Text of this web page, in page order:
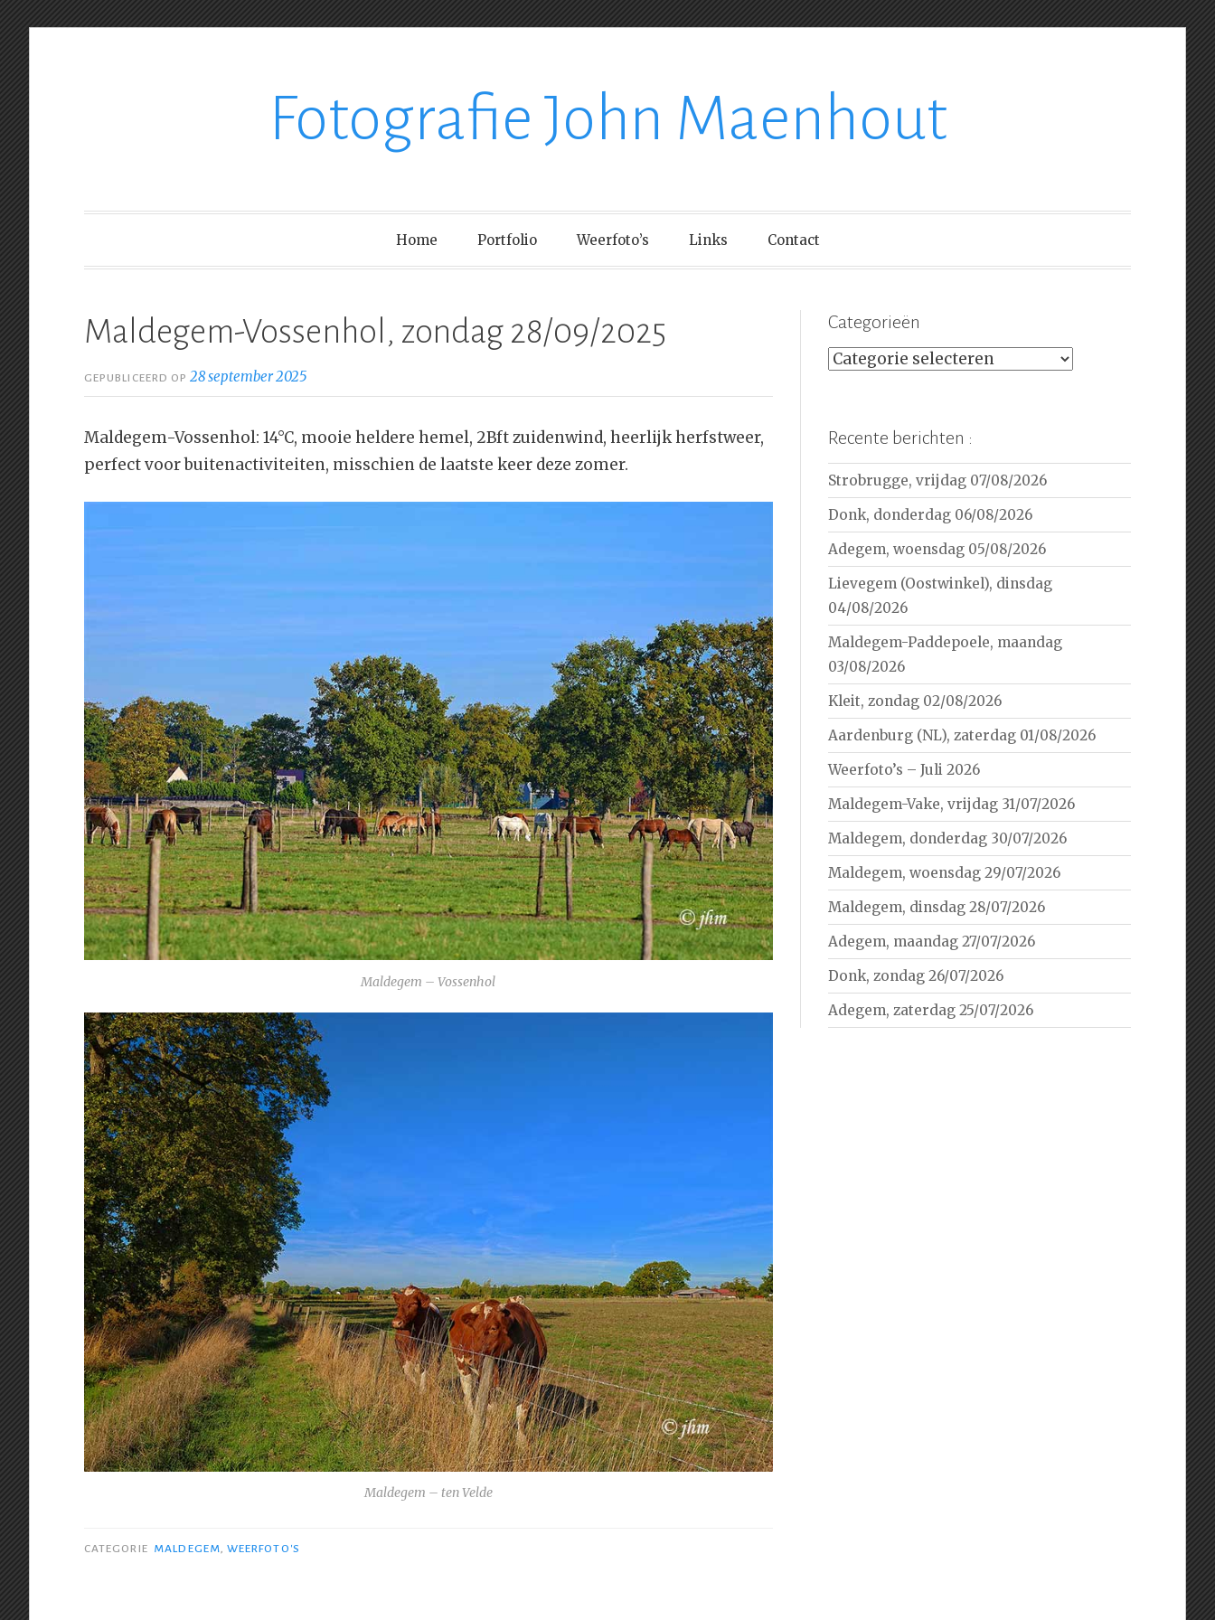
Fotografie John Maenhout
Home Portfolio Weerfoto’s Links Contact
Maldegem-Vossenhol, zondag 28/09/2025
GEPUBLICEERD OP28 september 2025
Maldegem-Vossenhol: 14°C, mooie heldere hemel, 2Bft zuidenwind, heerlijk herfstweer,
perfect voor buitenactiviteiten, misschien de laatste keer deze zomer.
Maldegem – Vossenhol
Maldegem – ten Velde
CATEGORIE MALDEGEM WEERFOTO'S
Categorieën
Categorieën
Recente berichten :
Strobrugge, vrijdag 07/08/2026
Donk, donderdag 06/08/2026
Adegem, woensdag 05/08/2026
Lievegem (Oostwinkel), dinsdag
04/08/2026
Maldegem-Paddepoele, maandag
03/08/2026
Kleit, zondag 02/08/2026
Aardenburg (NL), zaterdag 01/08/2026
Weerfoto’s – Juli 2026
Maldegem-Vake, vrijdag 31/07/2026
Maldegem, donderdag 30/07/2026
Maldegem, woensdag 29/07/2026
Maldegem, dinsdag 28/07/2026
Adegem, maandag 27/07/2026
Donk, zondag 26/07/2026
Adegem, zaterdag 25/07/2026